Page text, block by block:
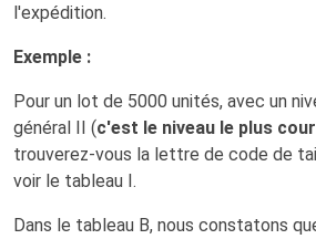
l'expédition.
Exemple :
Pour un lot de 5000 unités, avec un
général II (c'est le niveau le plus
trouverez-vous la lettre de code de
voir le tableau I.
Dans le tableau B, nous constatons